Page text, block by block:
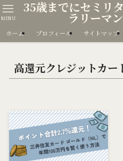
35歳までにセミリ
ラリーマ
MENU
ホーム プロフィール サイトマップ
高還元クレジットカー